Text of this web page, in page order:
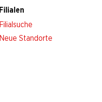
Filialen
Filialsuche
Neue Standorte